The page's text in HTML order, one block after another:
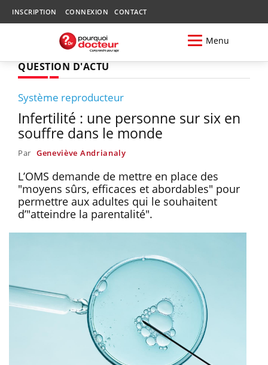
INSCRIPTION CONNEXION CONTACT
Menu
QUESTION D'ACTU
Système reproducteur
Infertilité : une personne sur six en
souffre dans le monde
Par Geneviève Andrianaly
L’OMS demande de mettre en place des
"moyens sûrs, efficaces et abordables" pour
permettre aux adultes qui le souhaitent
d’"atteindre la parentalité".